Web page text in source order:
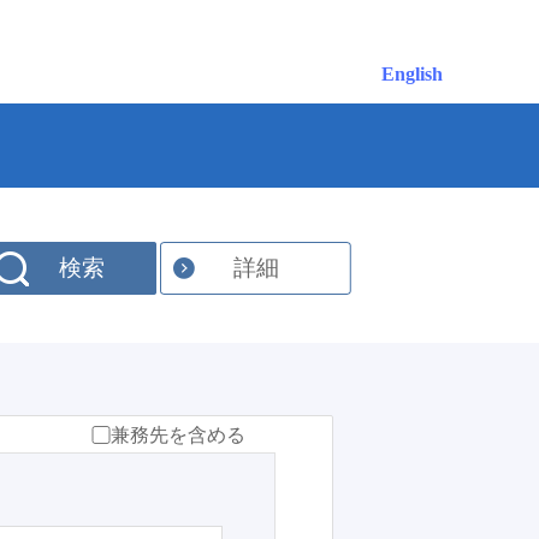
English
検索 詳細
兼務先を含める